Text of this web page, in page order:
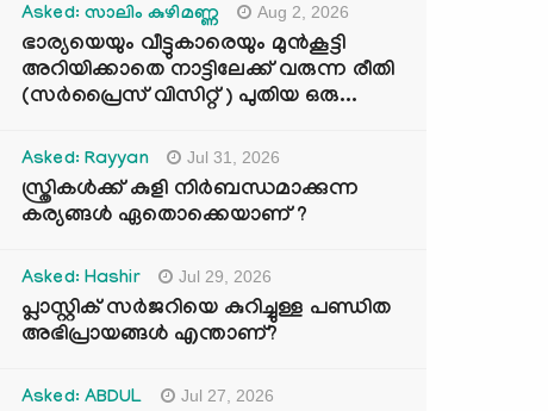
Asked: സാലിം കുഴിമണ്ണ Aug 2, 2026
ഭാര്യയെയും വീട്ടുകാരെയും മുൻകൂട്ടി
അറിയിക്കാതെ നാട്ടിലേക്ക് വരുന്ന രീതി
(സർപ്രൈസ് വിസിറ്റ് ) പുതിയ ഒരു...
Asked: Rayyan Jul 31, 2026
സ്ത്രികൾക്ക് കുളി നിർബന്ധമാക്കുന്ന
കര്യങ്ങൾ ഏതൊക്കെയാണ് ?
Asked: Hashir Jul 29, 2026
പ്ലാസ്റ്റിക് സർജറിയെ കുറിച്ചുള്ള പണ്ഡിത
അഭിപ്രായങ്ങൾ എന്താണ്?
Asked: ABDUL Jul 27, 2026